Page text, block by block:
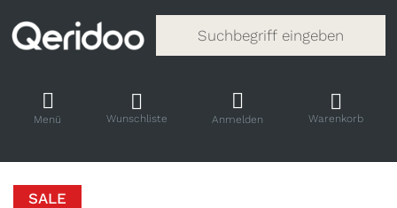
Menü Wunschliste Anmelden Warenkorb
SALE